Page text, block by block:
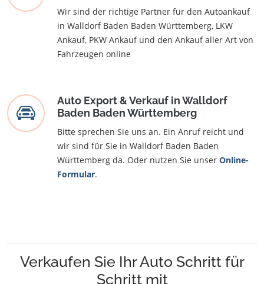
Wir sind der richtige Partner für den Autoankauf
in Walldorf Baden Baden Württemberg, LKW
Ankauf, PKW Ankauf und den Ankauf aller Art von
Fahrzeugen online
Auto Export & Verkauf in Walldorf
Baden Baden Württemberg
Bitte sprechen Sie uns an. Ein Anruf reicht und
wir sind für Sie in Walldorf Baden Baden
Württemberg da. Oder nutzen Sie unser Online-
Formular.
Verkaufen Sie Ihr Auto Schritt für
Schritt mit